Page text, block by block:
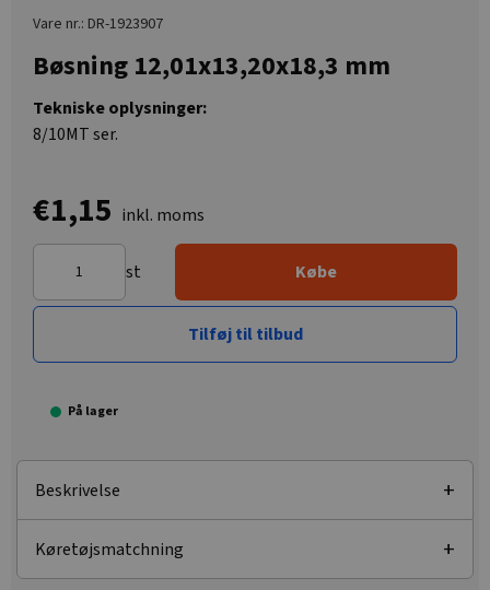
Vare nr.: DR-1923907
Bøsning 12,01x13,20x18,3 mm
Tekniske oplysninger:
8/10MT ser.
€1,15 inkl. moms
st Købe
Tilføj til tilbud
På lager
Beskrivelse
Køretøjsmatchning